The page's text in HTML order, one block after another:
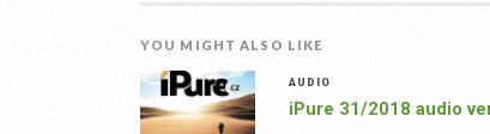
YOU MIGHT ALSO LIKE
AUDIO
iPure 31/2018 audio